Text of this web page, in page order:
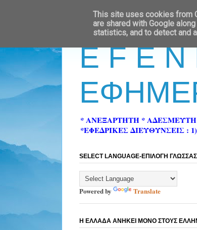
E F E
* ΑΝΕΞΑΡΤΗΤΗ *
*ΕΦΕΔΡΙΚΕΣ ΔΙΕΥΘΥΝΣΕΙΣ : 1)
SELECT LANGUAGE-ΕΠΙΛΟΓΗ ΓΛΩΣΣΑΣ
Powered by Translate
Η ΕΛΛΑΔΑ ΑΝΗΚΕΙ ΜΟΝΟ ΣΤΟΥΣ
This site uses cookies from
are shared with Google
statistics, and to detect and